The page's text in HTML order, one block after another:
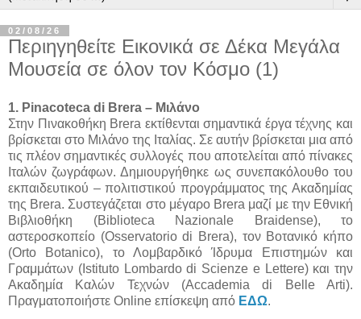
02/08/26
Περιηγηθείτε Εικονικά σε Δέκα Μεγάλα
Μουσεία σε όλον τον Κόσμο (1)
1. Pinacoteca di Brera – Μιλάνο
Στην Πινακοθήκη Brera εκτίθενται σημαντικά έργα τέχνης και
βρίσκεται στο Μιλάνο της Ιταλίας. Σε αυτήν βρίσκεται μια από
τις πλέον σημαντικές συλλογές που αποτελείται από πίνακες
Ιταλών ζωγράφων. Δημιουργήθηκε ως συνεπακόλουθο του
εκπαιδευτικού – πολιτιστικού προγράμματος της Ακαδημίας
της Brera. Συστεγάζεται στο μέγαρο Brera μαζί με την Εθνική
Βιβλιοθήκη (Biblioteca Nazionale Braidense), το
αστεροσκοπείο (Osservatorio di Brera), τον Βοτανικό κήπο
(Orto Botanico), το Λομβαρδικό Ίδρυμα Επιστημών και
Γραμμάτων (Istituto Lombardo di Scienze e Lettere) και την
Ακαδημία Καλών Τεχνών (Accademia di Belle Arti).
Πραγματοποιήστε Online επίσκεψη από ΕΔΩ.